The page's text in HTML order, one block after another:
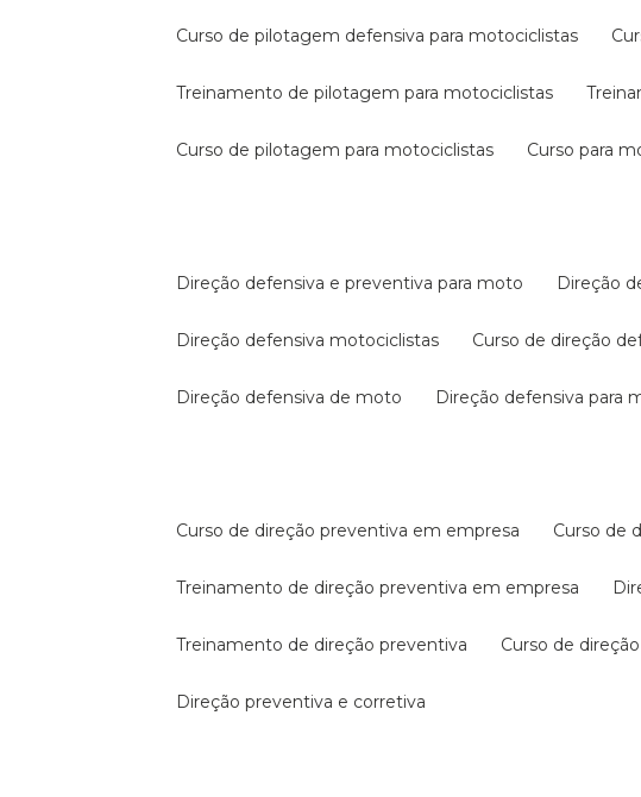
curso de pilotagem defensiva para motociclistas
treinamento de pilotagem para motociclistas
curso de pilotagem para motociclistas curso para
direção defensiva e preventiva para moto direção
direção defensiva motociclistas curso de direção
direção defensiva de moto direção defensiva para
curso de direção preventiva em empresa curso de
treinamento de direção preventiva em empresa
treinamento de direção preventiva curso de
direção preventiva e corretiva